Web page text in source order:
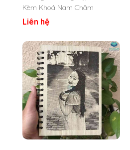
Da PU – Quà Tặng Viva
nổi bật sản phẩm
sở hữu một số ưu điểm nổi bật
Kèm Khoá Nam Châm
Liên hệ